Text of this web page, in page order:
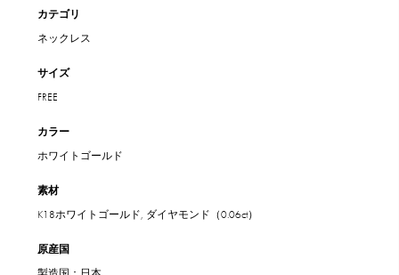
カテゴリ
ネックレス
サイズ
FREE
カラー
ホワイトゴールド
素材
K18ホワイトゴールド, ダイヤモンド（0.06ct）
原産国